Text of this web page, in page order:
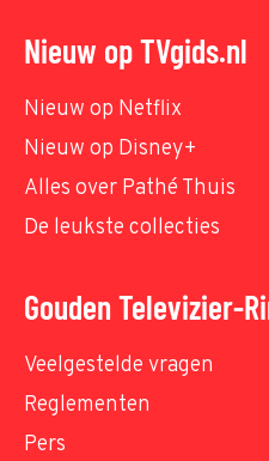
Nieuw op TVgids.nl
Nieuw op Netflix
Nieuw op Disney+
Alles over Pathé Thuis
De leukste collecties
Gouden Televizier-
Veelgestelde vragen
Reglementen
Pers